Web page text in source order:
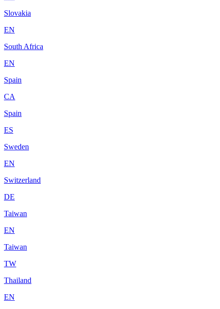
Slovakia
EN
South Africa
EN
Spain
CA
Spain
ES
Sweden
EN
Switzerland
DE
Taiwan
EN
Taiwan
TW
Thailand
EN